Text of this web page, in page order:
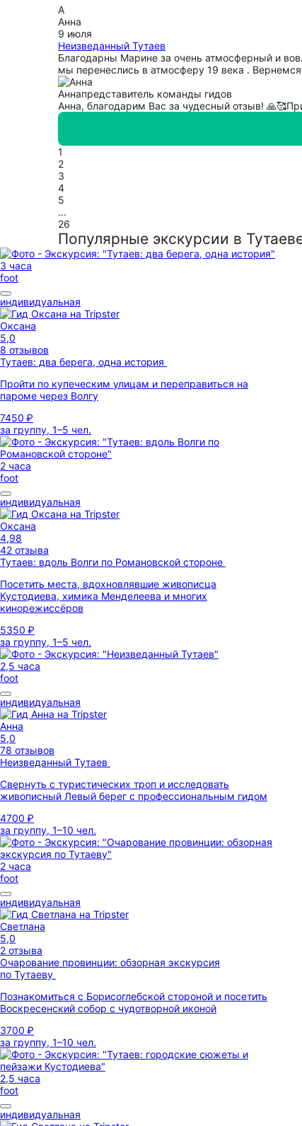
А
Анна
9 июля
Неизведанный Тутаев
Благодарны Марине за очень атмосферный и
мы перенеслись в атмосферу 19 века .
Аннапредставитель команды гидов
Анна, благодарим Вас за чудесный отзыв!
1
2
3
4
5
...
26
Популярные экскурсии в
3 часа
foot
индивидуальная
Оксана
5,0
8 отзывов
Тутаев: два берега, одна история
Пройти по купеческим улицам и переправиться на
пароме через Волгу
7450 ₽
за группу, 1–5 чел.
2 часа
foot
индивидуальная
Оксана
4,98
42 отзыва
Тутаев: вдоль Волги по Романовской стороне
Посетить места, вдохновлявшие живописца
Кустодиева, химика Менделеева и многих
кинорежиссёров
5350 ₽
за группу, 1–5 чел.
2,5 часа
foot
индивидуальная
Анна
5,0
78 отзывов
Неизведанный Тутаев
Свернуть с туристических троп и исследовать
живописный Левый берег с профессиональным гидом
4700 ₽
за группу, 1–10 чел.
2 часа
foot
индивидуальная
Светлана
5,0
2 отзыва
Очарование провинции: обзорная экскурсия
по Тутаеву
Познакомиться с Борисоглебской стороной и посетить
Воскресенский собор с чудотворной иконой
3700 ₽
за группу, 1–10 чел.
2,5 часа
foot
индивидуальная